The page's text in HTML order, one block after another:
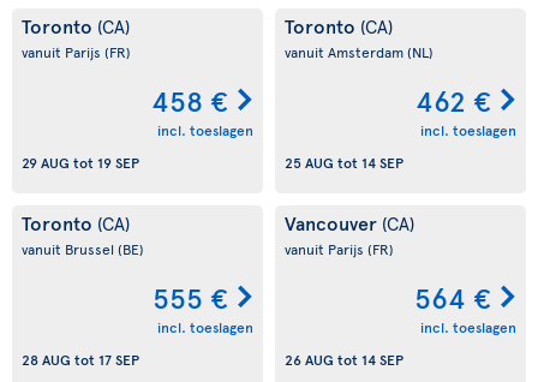
Toronto (CA)
vanuit Parijs (FR)
458 €
incl. toeslagen
29 AUG tot 19 SEP
Toronto (CA)
vanuit Amsterdam(NL)
462 €
incl. toeslagen
25 AUG tot 14 SEP
Toronto (CA)
vanuit Brussel (BE)
555 €
incl. toeslagen
28 AUG tot 17 SEP
Vancouver (CA)
vanuit Parijs (FR)
564 €
incl. toeslagen
26 AUG tot 14 SEP